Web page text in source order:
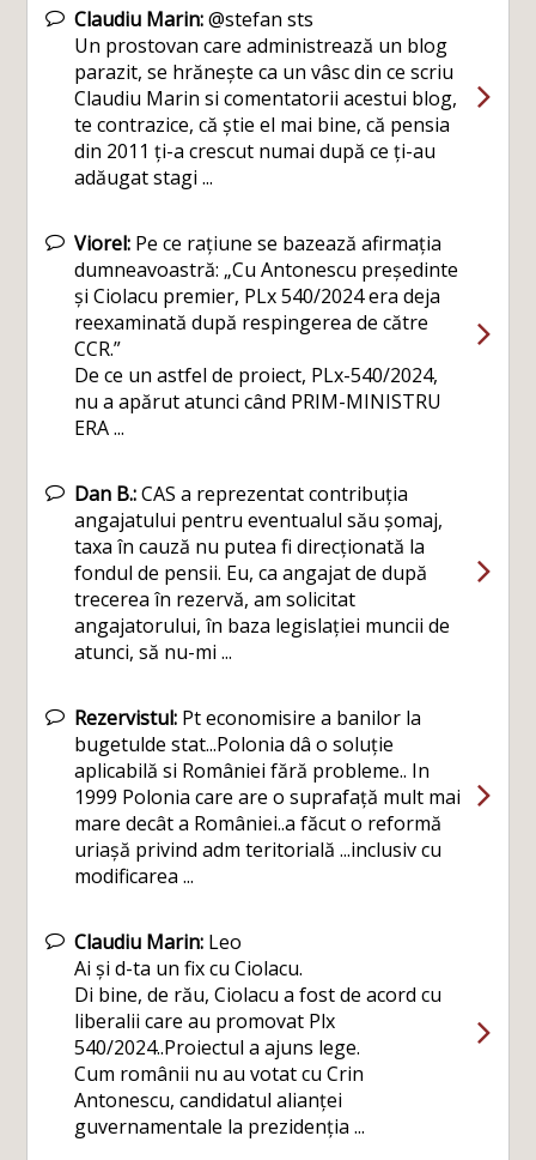
Claudiu Marin:@stefan sts
Un prostovan care administrează un blog
parazit, se hrănește ca un vâsc din ce scriu
Claudiu Marin si comentatorii acestui blog,
te contrazice, că știe el mai bine, că pensia
din 2011 ți-a crescut numai după ce ți-au
adăugat stagi ...
Viorel: Pe ce rațiune se bazează afirmația
dumneavoastră: „Cu Antonescu președinte
și Ciolacu premier, PLx 540/2024 era deja
reexaminată după respingerea de către
CCR.”
De ce un astfel de proiect, PLx-540/2024,
nu a apărut atunci când PRIM-MINISTRU
ERA ...
Dan B.:CAS a reprezentat contribuția
angajatului pentru eventualul său șomaj,
taxa în cauză nu putea fi direcționată la
fondul de pensii. Eu, ca angajat de după
trecerea în rezervă, am solicitat
angajatorului, în baza legislației muncii de
atunci, să nu-mi ...
Rezervistul: Pt economisire a banilor la
bugetulde stat...Polonia dâ o soluție
aplicabilă si României fără probleme.. In
1999 Polonia care are o suprafață mult mai
mare decât a României..a făcut o reformă
uriașă privind adm teritorială ...inclusiv cu
modificarea ...
Claudiu Marin: Leo
Ai și d-ta un fix cu Ciolacu.
Di bine, de rău, Ciolacu a fost de acord cu
liberalii care au promovat Plx
540/2024..Proiectul a ajuns lege.
Cum românii nu au votat cu Crin
Antonescu, candidatul alianței
guvernamentale la prezidenția ...